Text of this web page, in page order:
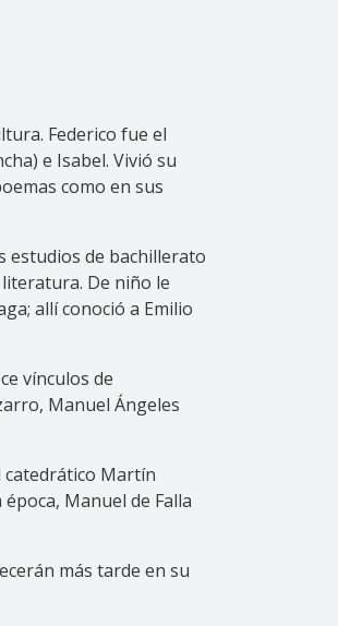
Federico fue el
e Isabel. Vivió su
como en sus
estudios de bachillerato
De niño le
allí conoció a Emilio
vínculos de
Manuel Ángeles
catedrático Martín
Manuel de Falla
más tarde en su